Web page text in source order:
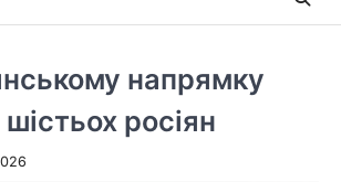
напрямку
росіян